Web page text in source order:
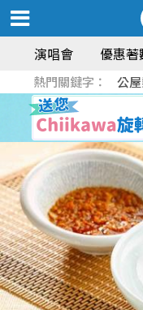
演唱會 優惠著
熱門關鍵字： 公